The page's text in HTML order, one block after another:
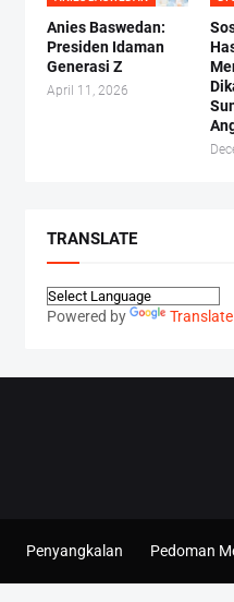
Anies Baswedan:
Presiden Idaman
Generasi Z
April 11, 2026
TRANSLATE
Powered by Translate
Penyangkalan Pedoman